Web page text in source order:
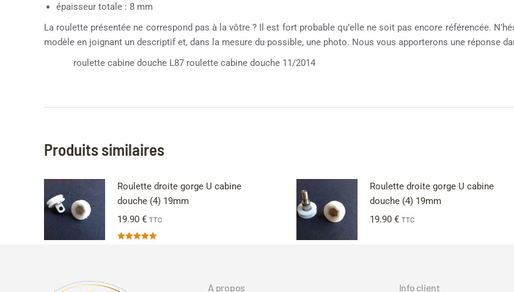
épaisseur totale : 8 mm
La roulette présentée ne correspond pas à la vôtre ? Il est fort probable qu’elle ne soit pas encore référencée.
modèle en joignant un descriptif et, dans la mesure du possible, une photo. Nous vous apporterons une réponse
roulette cabine douche L87 roulette cabine douche 11/2014
Produits similaires
Roulette droite gorge U cabine
douche (4) 19mm
19.90 € TTC
Roulette droite gorge U cabine
douche (4) 19mm
19.90 € TTC
A propos Info client